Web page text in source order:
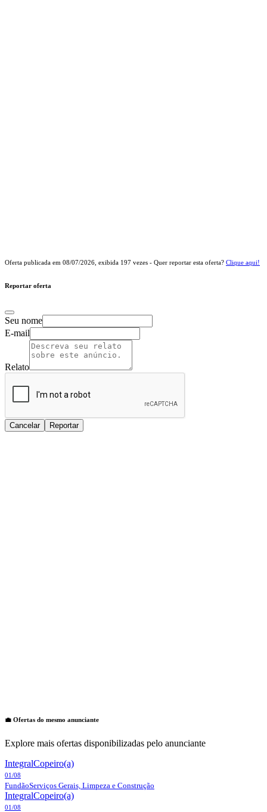
Oferta publicada em 08/07/2026 , exibida 197 vezes - Quer reportar esta oferta? Clique aqui!
Reportar oferta
Seu nome
E-mail
Relato
Cancelar Reportar
💼 Ofertas do mesmo anunciante
Explore mais ofertas disponibilizadas pelo anunciante
IntegralCopeiro(a)
01/08
FundãoServiços Gerais, Limpeza e Construção
IntegralCopeiro(a)
01/08